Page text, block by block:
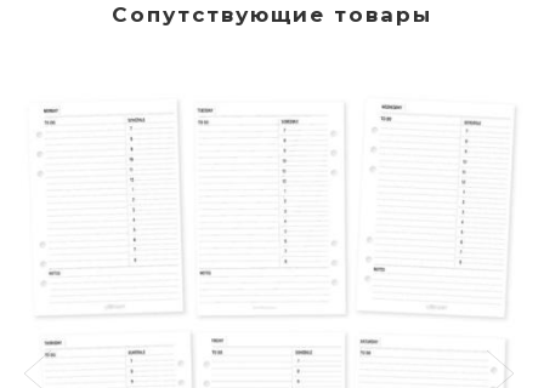
Сопутствующие товары